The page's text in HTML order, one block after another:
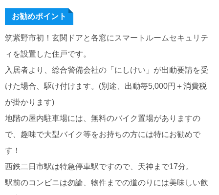
お勧めポイント
筑紫野市初！玄関ドアと各窓にスマートルームセキュリテ
ィを設置した住戸です。
入居者より、総合警備会社の「にしけい」が出動要請を受
けた場合、駆け付けます。(別途、出動毎5,000円＋消費税
が掛かります)
地階の屋内駐車場には、無料のバイク置場がありますの
で、趣味で大型バイク等をお持ちの方には特にお勧めで
す！
西鉄二日市駅は特急停車駅ですので、天神まで17分。
駅前のコンビニは勿論、物件までの道のりには美味しい飲